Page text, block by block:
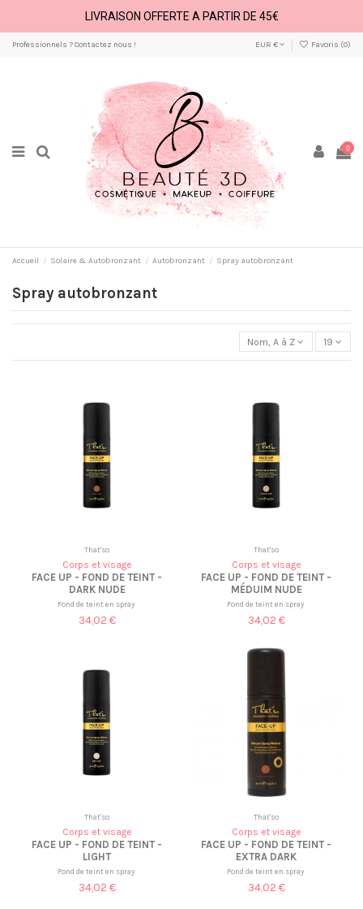
LIVRAISON OFFERTE A PARTIR DE 45€
Professionnels ? Contactez nous ! EUR € Favoris (0)
0
Accueil Solaire & Autobronzant Autobronzant Spray autobronzant
Spray autobronzant
Nom, A à Z 19
That'so
Corps et visage
FACE UP - FOND DE TEINT -
DARK NUDE
Fond de teint en spray
34,02 €
That'so
Corps et visage
FACE UP - FOND DE TEINT -
MÉDUIM NUDE
Fond de teint en spray
34,02 €
That'so
Corps et visage
FACE UP - FOND DE TEINT -
LIGHT
Fond de teint en spray
34,02 €
That'so
Corps et visage
FACE UP - FOND DE TEINT -
EXTRA DARK
Fond de teint en spray
34,02 €